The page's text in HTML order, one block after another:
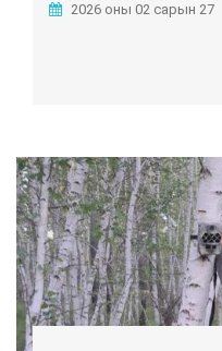
2026 оны 02 сарын 27